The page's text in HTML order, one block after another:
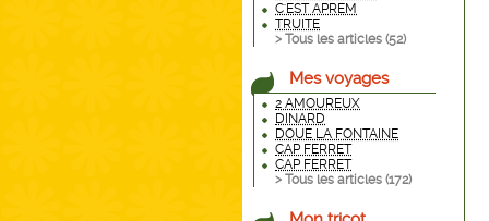
C'EST APREM
TRUITE
> Tous les articles (52)
Mes voyages
2 AMOUREUX
DINARD
DOUE LA FONTAINE
CAP FERRET
CAP FERRET
> Tous les articles (172)